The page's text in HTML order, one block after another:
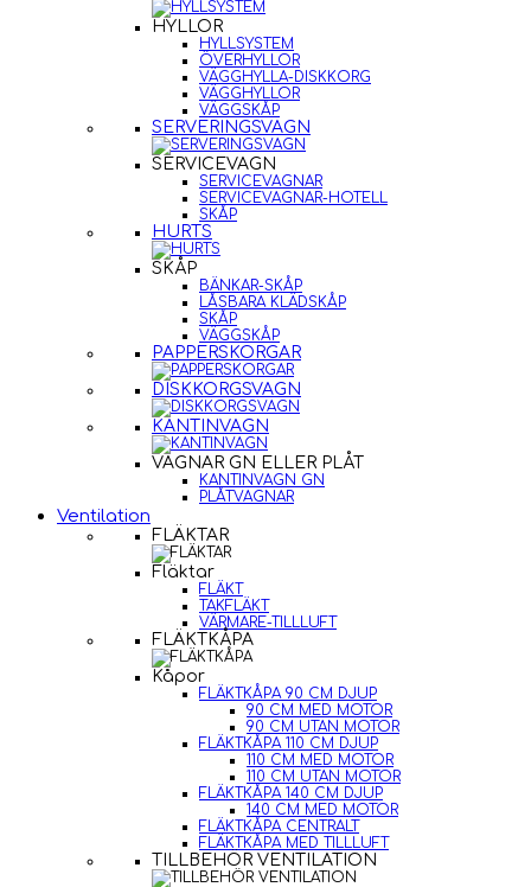
HYLLOR
HYLLSYSTEM
ÖVERHYLLOR
VÄGGHYLLA-DISKKORG
VÄGGHYLLOR
VÄGGSKÅP
SERVERINGSVAGN
SERVICEVAGN
SERVICEVAGNAR
SERVICEVAGNAR-HOTELL
SKÅP
HURTS
SKÅP
BÄNKAR-SKÅP
LÅSBARA KLÄDSKÅP
SKÅP
VÄGGSKÅP
PAPPERSKORGAR
DISKKORGSVAGN
KANTINVAGN
VAGNAR GN ELLER PLÅT
KANTINVAGN GN
PLÅTVAGNAR
Ventilation
FLÄKTAR
Fläktar
FLÄKT
TAKFLÄKT
VÄRMARE-TILLLUFT
FLÄKTKÅPA
Kåpor
FLÄKTKÅPA 90 CM DJUP
90 CM MED MOTOR
90 CM UTAN MOTOR
FLÄKTKÅPA 110 CM DJUP
110 CM MED MOTOR
110 CM UTAN MOTOR
FLÄKTKÅPA 140 CM DJUP
140 CM MED MOTOR
FLÄKTKÅPA CENTRALT
FLÄKTKÅPA MED TILLLUFT
TILLBEHÖR VENTILATION